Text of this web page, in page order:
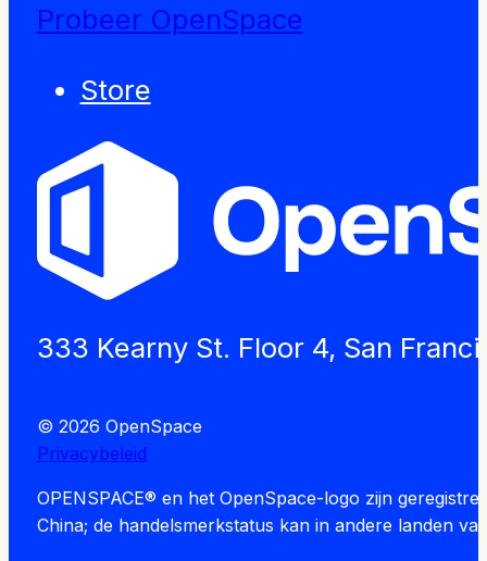
Probeer OpenSpace
Store
333 Kearny St. Floor 4, San
© 2026 OpenSpace
Privacybeleid
OPENSPACE® en het OpenSpace-logo zijn
China; de handelsmerkstatus kan in andere landen